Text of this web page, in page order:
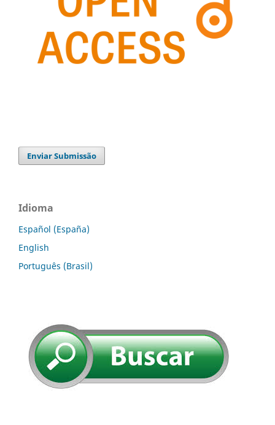
Enviar Submissão
Idioma
Español (España)
English
Português (Brasil)